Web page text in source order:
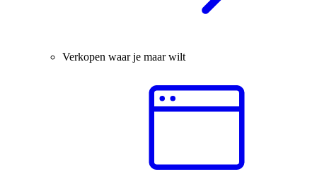
Verkopen waar je maar wilt